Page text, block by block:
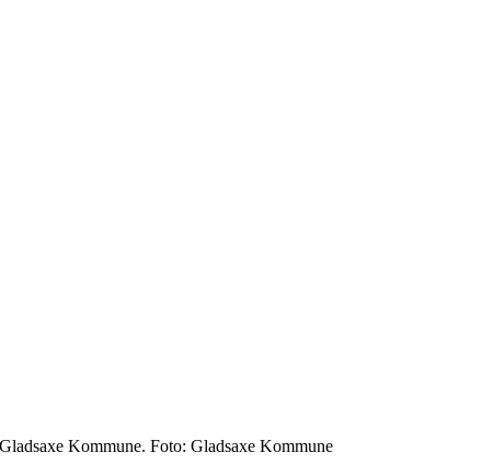
Kommune. Foto: Gladsaxe Kommune